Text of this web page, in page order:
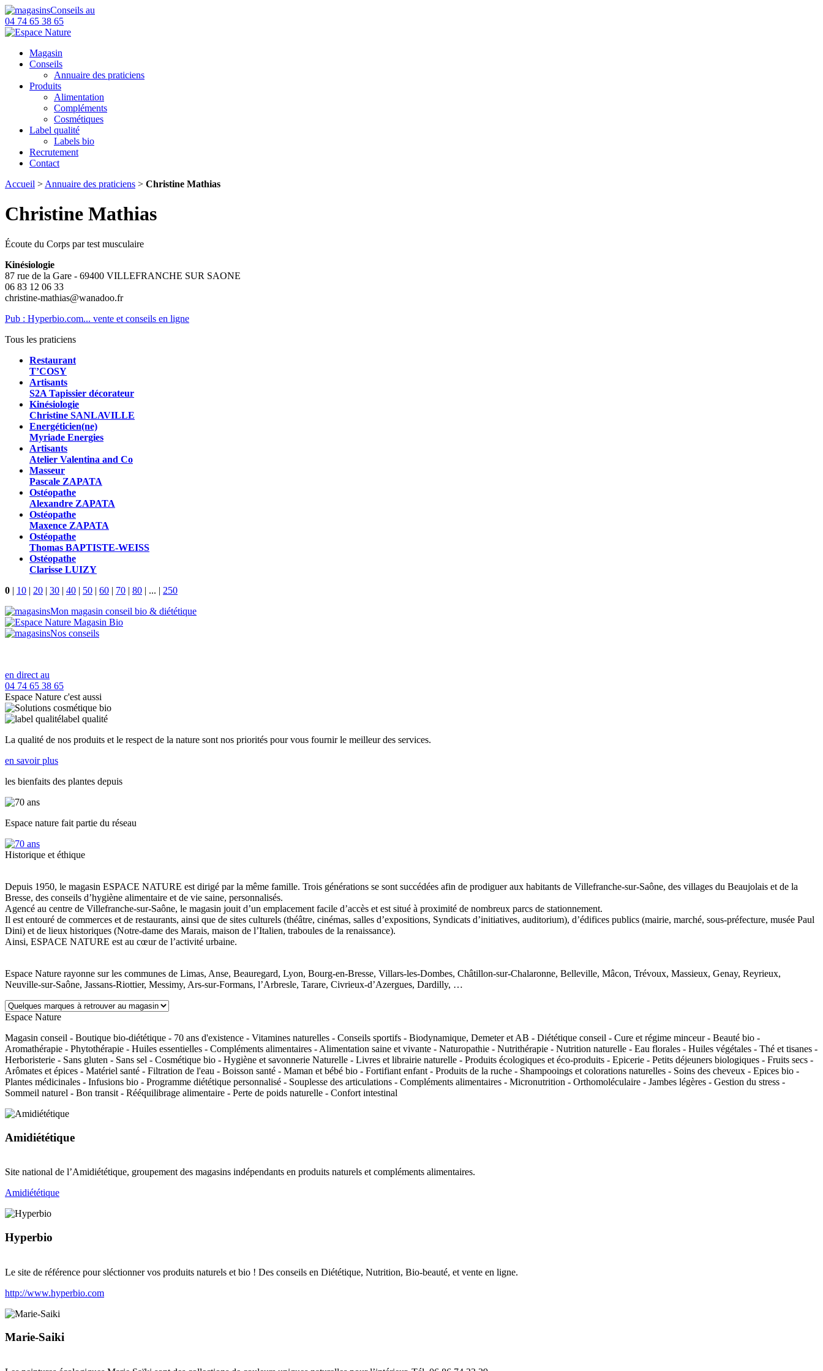
Conseils au
04 74 65 38 65
Magasin
Conseils
Annuaire des praticiens
Produits
Alimentation
Compléments
Cosmétiques
Label qualité
Labels bio
Recrutement
Contact
Accueil > Annuaire des praticiens > Christine Mathias
Christine Mathias
Écoute du Corps par test musculaire
Kinésiologie
87 rue de la Gare - 69400 VILLEFRANCHE SUR SAONE
06 83 12 06 33
christine-mathias@wanadoo.fr
Pub : Hyperbio.com... vente et conseils en ligne
Tous les praticiens
Restaurant
T’COSY
Artisants
S2A Tapissier décorateur
Kinésiologie
Christine SANLAVILLE
Energéticien(ne)
Myriade Energies
Artisants
Atelier Valentina and Co
Masseur
Pascale ZAPATA
Ostéopathe
Alexandre ZAPATA
Ostéopathe
Maxence ZAPATA
Ostéopathe
Thomas BAPTISTE-WEISS
Ostéopathe
Clarisse LUIZY
0 | 10 | 20 | 30 | 40 | 50 | 60 | 70 | 80 | ... | 250
Mon magasin conseil bio & diététique
Nos conseils
en direct au
04 74 65 38 65
Espace Nature c'est aussi
label qualité
La qualité de nos produits et le respect de la nature sont nos priorités pour vous fournir le meilleur des services.
en savoir plus
les bienfaits des plantes depuis
Espace nature fait partie du réseau
Historique et éthique
Depuis 1950, le magasin ESPACE NATURE est dirigé par la même famille. Trois générations se sont succédées afin de prodiguer aux habitants de Villefranche-sur-Saône, des villages du Beaujolais et de la
Bresse, des conseils d’hygiène alimentaire et de vie saine, personnalisés.
Agencé au centre de Villefranche-sur-Saône, le magasin jouit d’un emplacement facile d’accès et est situé à proximité de nombreux parcs de stationnement.
Il est entouré de commerces et de restaurants, ainsi que de sites culturels (théâtre, cinémas, salles d’expositions, Syndicats d’initiatives, auditorium), d’édifices publics (mairie, marché, sous-préfecture, musée Paul
Dini) et de lieux historiques (Notre-dame des Marais, maison de l’Italien, traboules de la renaissance).
Ainsi, ESPACE NATURE est au cœur de l’activité urbaine.
Espace Nature rayonne sur les communes de Limas, Anse, Beauregard, Lyon, Bourg-en-Bresse, Villars-les-Dombes, Châtillon-sur-Chalaronne, Belleville, Mâcon, Trévoux, Massieux, Genay, Reyrieux,
Neuville-sur-Saône, Jassans-Riottier, Messimy, Ars-sur-Formans, l’Arbresle, Tarare, Civrieux-d’Azergues, Dardilly, …
Espace Nature
Magasin conseil - Boutique bio-diététique - 70 ans d'existence - Vitamines naturelles - Conseils sportifs - Biodynamique, Demeter et AB - Diététique conseil - Cure et régime minceur - Beauté bio -
Aromathérapie - Phytothérapie - Huiles essentielles - Compléments alimentaires - Alimentation saine et vivante - Naturopathie - Nutrithérapie - Nutrition naturelle - Eau florales - Huiles végétales - Thé et tisanes -
Herboristerie - Sans gluten - Sans sel - Cosmétique bio - Hygiène et savonnerie Naturelle - Livres et librairie naturelle - Produits écologiques et éco-produits - Epicerie - Petits déjeuners biologiques - Fruits secs -
Arômates et épices - Matériel santé - Filtration de l'eau - Boisson santé - Maman et bébé bio - Fortifiant enfant - Produits de la ruche - Shampooings et colorations naturelles - Soins des cheveux - Epices bio -
Plantes médicinales - Infusions bio - Programme diététique personnalisé - Souplesse des articulations - Compléments alimentaires - Micronutrition - Orthomoléculaire - Jambes légères - Gestion du stress -
Sommeil naturel - Bon transit - Rééquilibrage alimentaire - Perte de poids naturelle - Confort intestinal
Amidiététique
Site national de l’Amidiététique, groupement des magasins indépendants en produits naturels et compléments alimentaires.
Amidiététique
Hyperbio
Le site de référence pour sléctionner vos produits naturels et bio ! Des conseils en Diététique, Nutrition, Bio-beauté, et vente en ligne.
http://www.hyperbio.com
Marie-Saiki